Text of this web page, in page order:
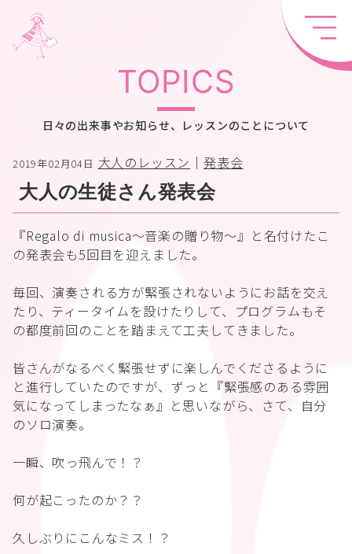
TOPICS
日々の出来事やお知らせ、レッスンのことについて
2019年02月04日 大人のレッスン ｜発表会
大人の生徒さん発表会
『Regalo di musica～音楽の贈り物～』と名付けたこ
の発表会も5回目を迎えました。
毎回、演奏される方が緊張されないようにお話を交え
たり、ティータイムを設けたりして、プログラムもそ
の都度前回のことを踏まえて工夫してきました。
皆さんがなるべく緊張せずに楽しんでくださるように
と進行していたのですが、ずっと『緊張感のある雰囲
気になってしまったなぁ』と思いながら、さて、自分
のソロ演奏。
一瞬、吹っ飛んで！？
何が起こったのか？？
久しぶりにこんなミス！？